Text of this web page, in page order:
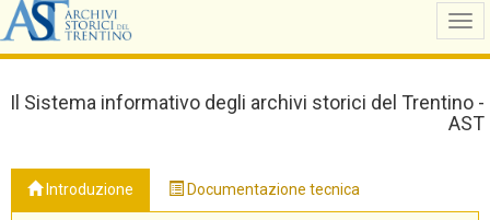
Il Sistema informativo degli archivi storici del Trentino -
AST
Introduzione Documentazione tecnica